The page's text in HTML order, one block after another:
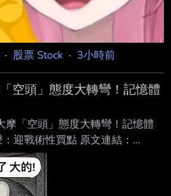
· 股票 Stock · 3小時前
空頭」態度大轉彎！記憶體
摩「空頭」態度大轉彎！記憶體
迎戰術性買點 原文連結：
VnRObR 發布時間： 2026-08-
名： 鉅亨網 編譯 莊閔棻 原文
南韓半導體股而被市場封為